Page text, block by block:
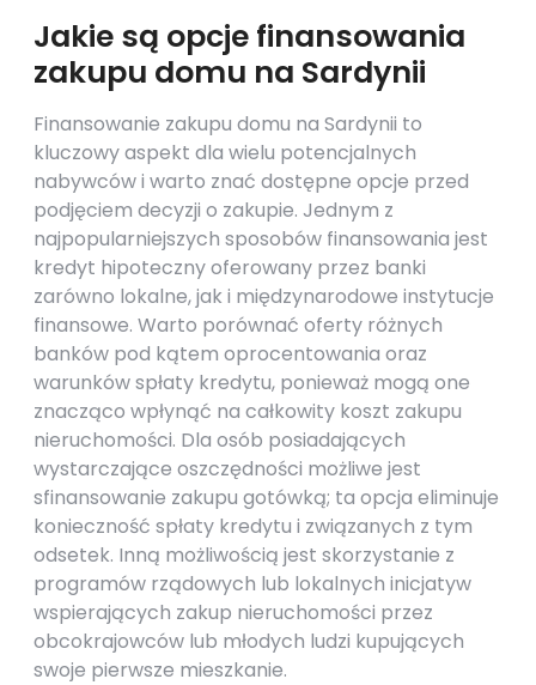
Jakie są opcje finansowania
zakupu domu na Sardynii
Finansowanie zakupu domu na Sardynii to
kluczowy aspekt dla wielu potencjalnych
nabywców i warto znać dostępne opcje przed
podjęciem decyzji o zakupie. Jednym z
najpopularniejszych sposobów finansowania jest
kredyt hipoteczny oferowany przez banki
zarówno lokalne, jak i międzynarodowe instytucje
finansowe. Warto porównać oferty różnych
banków pod kątem oprocentowania oraz
warunków spłaty kredytu, ponieważ mogą one
znacząco wpłynąć na całkowity koszt zakupu
nieruchomości. Dla osób posiadających
wystarczające oszczędności możliwe jest
sfinansowanie zakupu gotówką; ta opcja eliminuje
konieczność spłaty kredytu i związanych z tym
odsetek. Inną możliwością jest skorzystanie z
programów rządowych lub lokalnych inicjatyw
wspierających zakup nieruchomości przez
obcokrajowców lub młodych ludzi kupujących
swoje pierwsze mieszkanie.